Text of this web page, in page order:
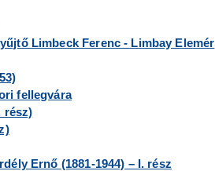
Limbeck Ferenc - Limbay Elemér
fellegvára
rész)
Ernő (1881-1944) – I. rész